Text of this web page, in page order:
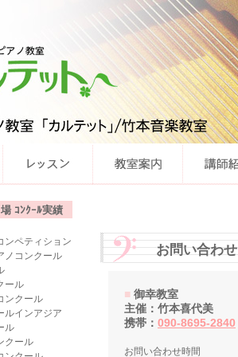
ｺﾝｸｰﾙ実績
ンペティション
ノコンクール
ール
ンクール
ルインアジア
ル
クール
お問い合わせ
■ 御幸教室
主催：竹本喜代美
携帯： 090-8695-2840
お問い合わせ時間